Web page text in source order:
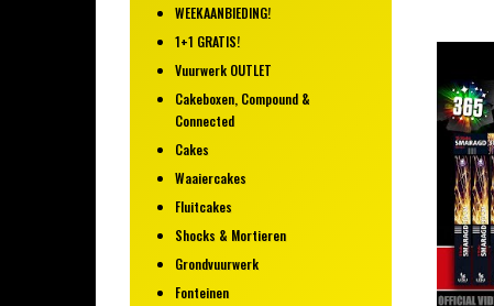
WEEKAANBIEDING!
1+1 GRATIS!
Vuurwerk OUTLET
Cakeboxen, Compound &
Connected
Cakes
Waaiercakes
Fluitcakes
Shocks & Mortieren
Grondvuurwerk
Fonteinen